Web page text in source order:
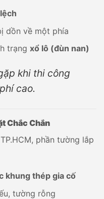
dồn về một phía
trạng xổ lô (đùn nan)
khi thi công
cao.
Chắc Chắn
phần tường lắp
khung thép gia cố
tường rỗng